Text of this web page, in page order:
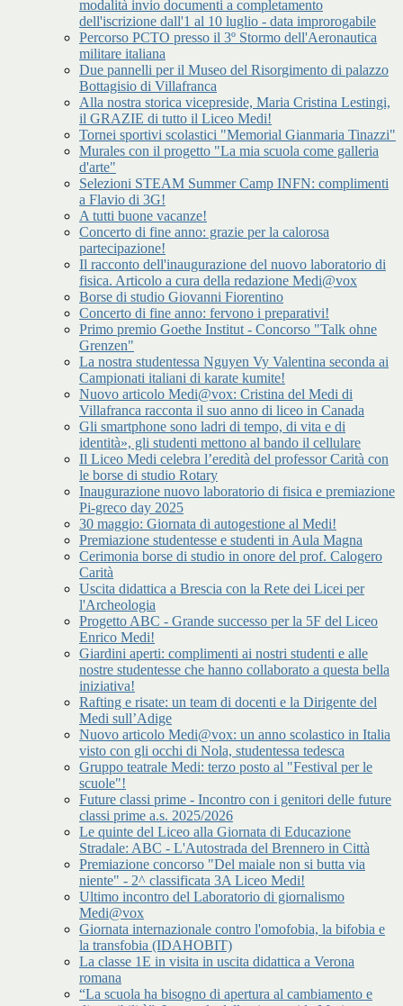
modalità invio documenti a completamento
dell'iscrizione dall'1 al 10 luglio - data improrogabile
Percorso PCTO presso il 3º Stormo dell'Aeronautica
militare italiana
Due pannelli per il Museo del Risorgimento di palazzo
Bottagisio di Villafranca
Alla nostra storica vicepreside, Maria Cristina Lestingi,
il GRAZIE di tutto il Liceo Medi!
Tornei sportivi scolastici "Memorial Gianmaria Tinazzi"
Murales con il progetto "La mia scuola come galleria
d'arte"
Selezioni STEAM Summer Camp INFN: complimenti
a Flavio di 3G!
A tutti buone vacanze!
Concerto di fine anno: grazie per la calorosa
partecipazione!
Il racconto dell'inaugurazione del nuovo laboratorio di
fisica. Articolo a cura della redazione Medi@vox
Borse di studio Giovanni Fiorentino
Concerto di fine anno: fervono i preparativi!
Primo premio Goethe Institut - Concorso "Talk ohne
Grenzen"
La nostra studentessa Nguyen Vy Valentina seconda ai
Campionati italiani di karate kumite!
Nuovo articolo Medi@vox: Cristina del Medi di
Villafranca racconta il suo anno di liceo in Canada
Gli smartphone sono ladri di tempo, di vita e di
identità», gli studenti mettono al bando il cellulare
Il Liceo Medi celebra l’eredità del professor Carità con
le borse di studio Rotary
Inaugurazione nuovo laboratorio di fisica e premiazione
Pi-greco day 2025
30 maggio: Giornata di autogestione al Medi!
Premiazione studentesse e studenti in Aula Magna
Cerimonia borse di studio in onore del prof. Calogero
Carità
Uscita didattica a Brescia con la Rete dei Licei per
l'Archeologia
Progetto ABC - Grande successo per la 5F del Liceo
Enrico Medi!
Giardini aperti: complimenti ai nostri studenti e alle
nostre studentesse che hanno collaborato a questa bella
iniziativa!
Rafting e risate: un team di docenti e la Dirigente del
Medi sull’Adige
Nuovo articolo Medi@vox: un anno scolastico in Italia
visto con gli occhi di Nola, studentessa tedesca
Gruppo teatrale Medi: terzo posto al "Festival per le
scuole"!
Future classi prime - Incontro con i genitori delle future
classi prime a.s. 2025/2026
Le quinte del Liceo alla Giornata di Educazione
Stradale: ABC - L'Autostrada del Brennero in Città
Premiazione concorso "Del maiale non si butta via
niente" - 2^ classificata 3A Liceo Medi!
Ultimo incontro del Laboratorio di giornalismo
Medi@vox
Giornata internazionale contro l'omofobia, la bifobia e
la transfobia (IDAHOBIT)
La classe 1E in visita in uscita didattica a Verona
romana
“La scuola ha bisogno di apertura al cambiamento e